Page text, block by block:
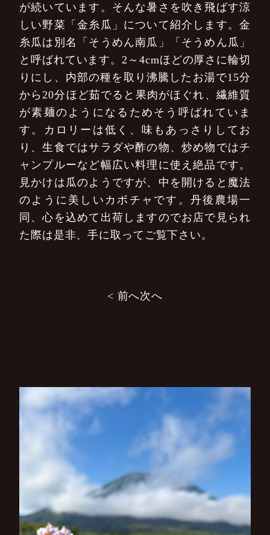
が続いています。そんな暑さを吹き飛ばす涼
しい野菜「金糸瓜」について紹介します。金
糸瓜は別名「そうめん南瓜」「そうめん瓜」
と呼ばれています。2～4cmほどの厚さに輪切
りにし、内部の種を取り沸騰したお湯で15分
から20分ほど茹でると果肉がほぐれ、繊維質
が素麺のようになるためそう呼ばれていま
す。カロリーは低く、味もあっさりしてお
り、生食ではサラダや酢の物、炒め物ではチ
ャンプルーなど幅広い料理に使え絶品です。
見かけは瓜のようですが、中を開けると魔法
のように美しいカボチャです。丹後農場一
同、心を込めて出荷しますのでお店で見られ
た際は是非、手に取ってご覧下さい。
シ
< 前へ次へ